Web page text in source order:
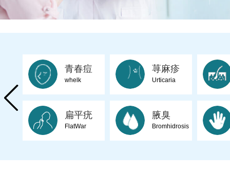
青春痘
whelk
荨麻疹
Urticaria
扁平疣
FlatWar
腋臭
Bromhidrosis